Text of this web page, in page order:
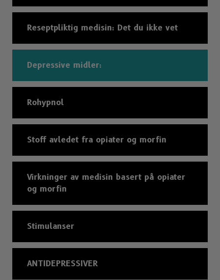
Reseptpliktig medisin: Det du ikke vet
Depressive midler:
Rohypnol
Stoff avledet fra opiater og morfin
Virkninger av medisin basert på opiater
og morfin
Stimulanser
ANTIDEPRESSIVER